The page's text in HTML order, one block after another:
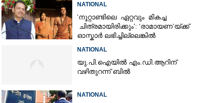
NATIONAL
'നൂറ്റാണ്ടിലെ ഏറ്റവും മികച്ച
ചിത്രമായിരിക്കും': 'രാമായണ'യ്ക്ക്
ഓസ്കാ‌ർ ലഭിച്ചില്ലെങ്കിൽ
NATIONAL
യു.പി.ഐയിൽ എം.ഡി.ആറിന്
വഴിതുറന്ന് ബിൽ
NATIONAL